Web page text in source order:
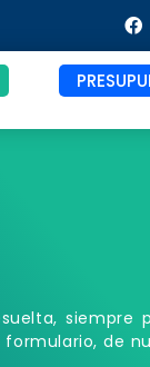
siempre
de